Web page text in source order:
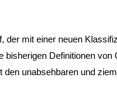
mit einer neuen
bisherigen Definitionen
unabsehbaren und